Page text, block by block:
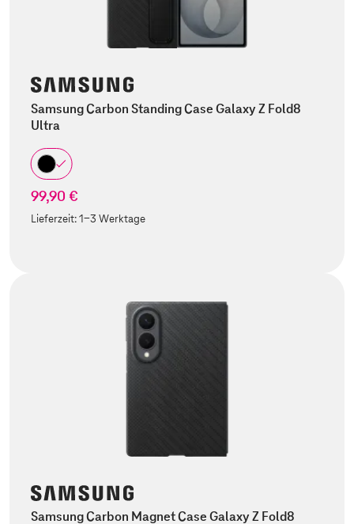
Samsung Carbon Standing Case Galaxy Z Fold8
Ultra
99,90 €
Lieferzeit:1-3 Werktage
Samsung Carbon Magnet Case Galaxy Z Fold8